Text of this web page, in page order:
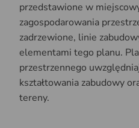
przedstawione w
zagospodarowania
zadrzewione, linie
elementami tego planu.
przestrzennego
kształtowania zabudowy
tereny.